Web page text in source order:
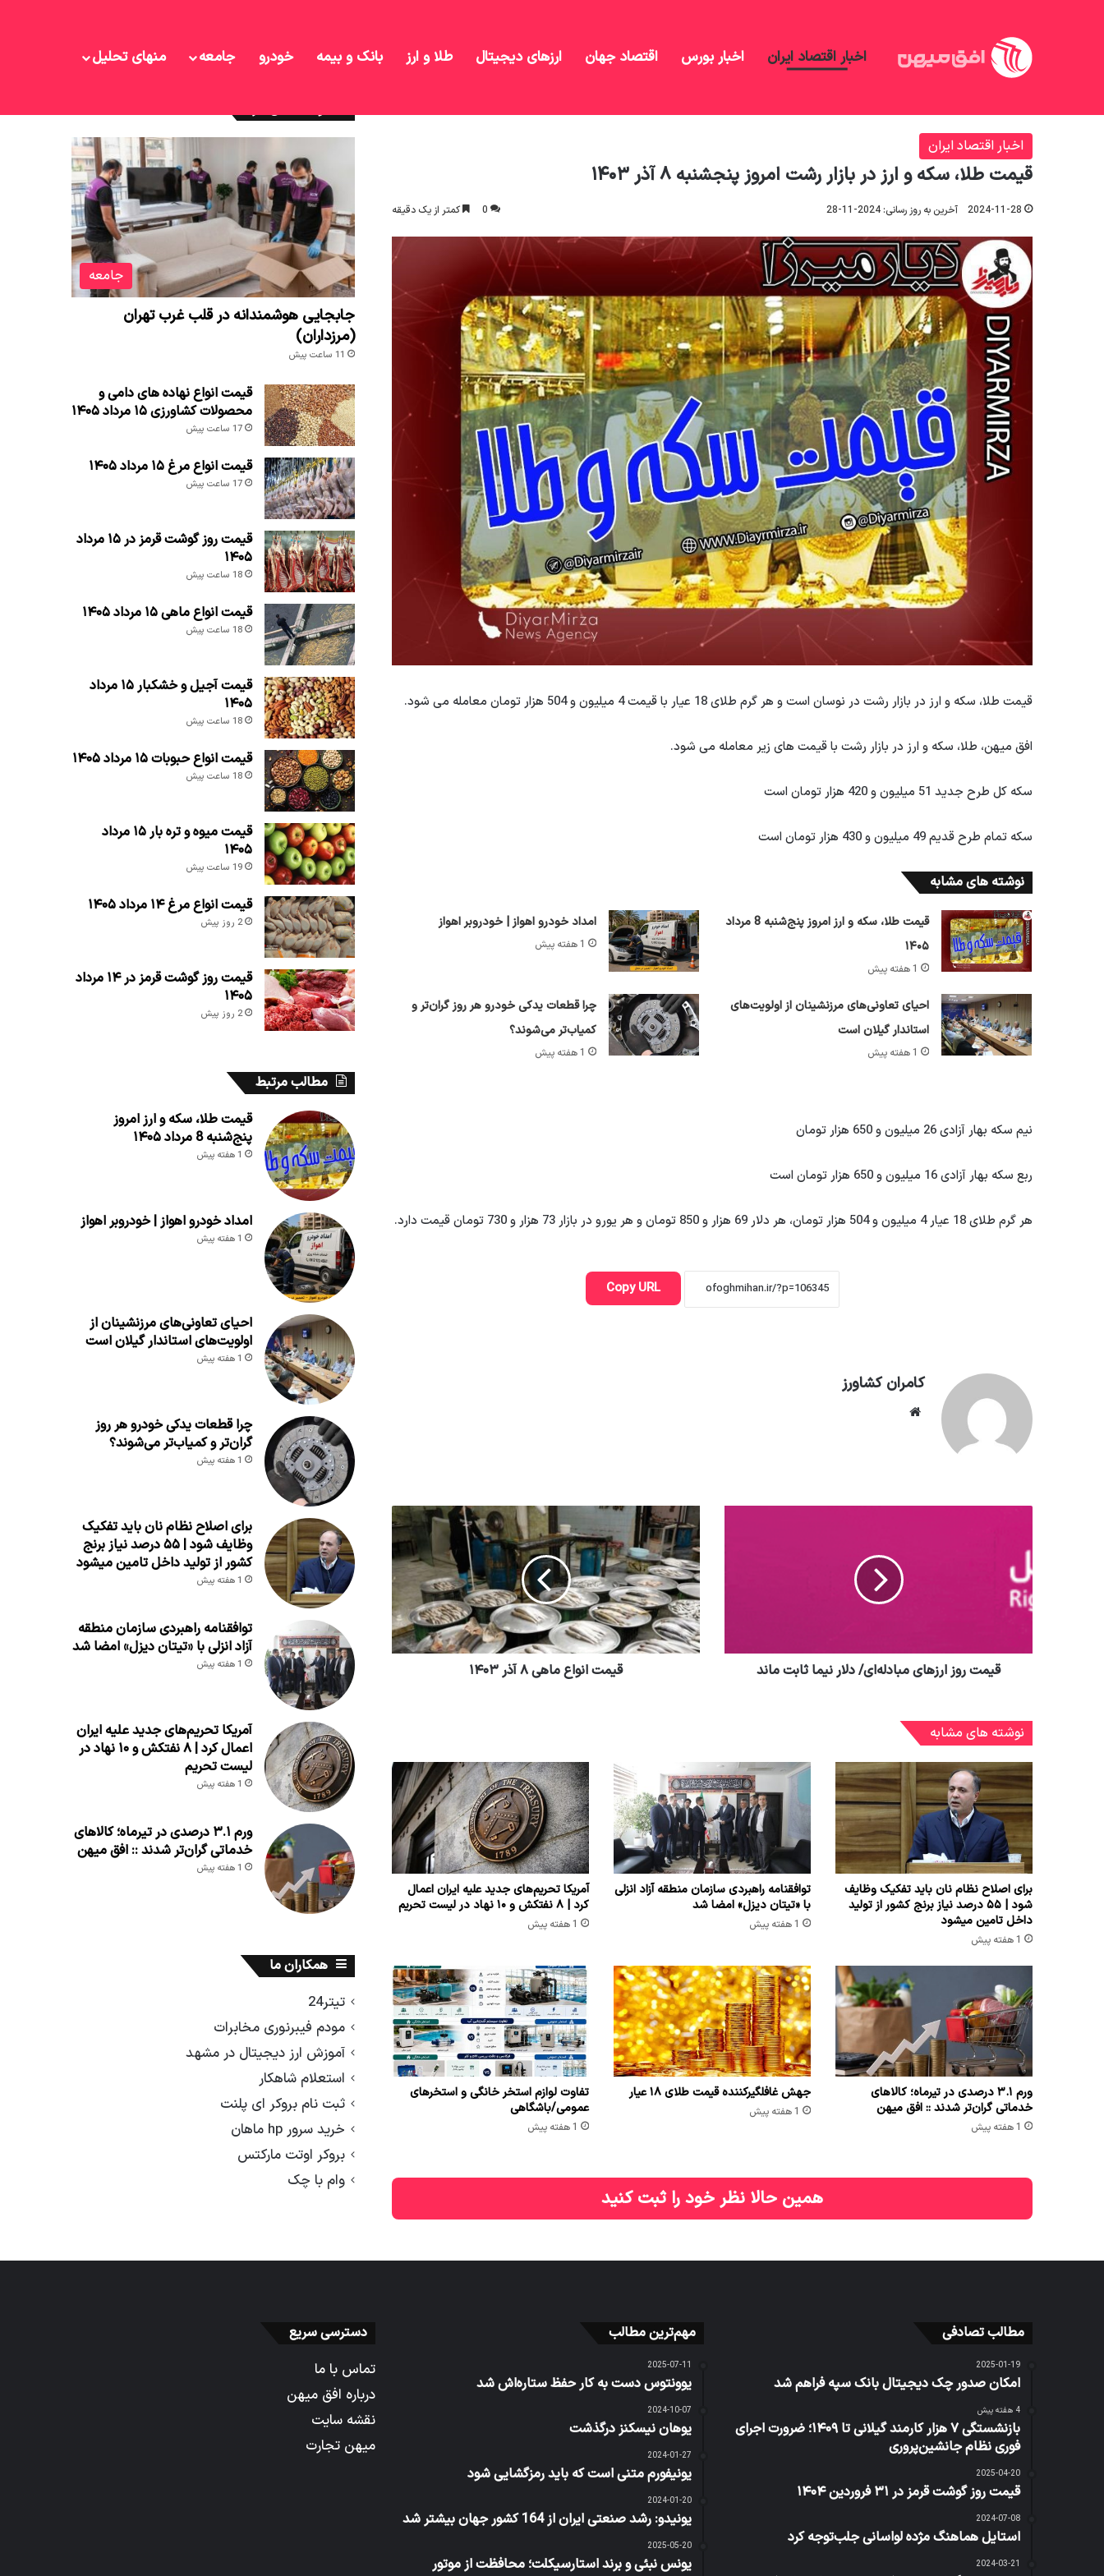
اخبار اقتصاد ایران اخبار بورس اقتصاد جهان ارزهای دیجیتال طلا و ارز بانک و بیمه خودرو جامعه منهای تحلیل
اخبار اقتصاد ایران
قیمت طلا، سکه و ارز در بازار رشت امروز پنجشنبه ۸ آذر ۱۴۰۳
2024-11-28 آخرین به روز رسانی: 2024-11-28 0 کمتر از یک دقیقه
قیمت طلا، سکه و ارز در بازار رشت در نوسان است و هر گرم طلای 18 عیار با قیمت 4 میلیون و 504 هزار تومان معامله می شود.
افق میهن، طلا، سکه و ارز در بازار رشت با قیمت های زیر معامله می شود.
سکه کل طرح جدید 51 میلیون و 420 هزار تومان است
سکه تمام طرح قدیم 49 میلیون و 430 هزار تومان است
نوشته های مشابه
قیمت طلا، سکه و ارز امروز پنج‌شنبه 8 مرداد
۱۴۰۵
1 هفته پیش
امداد خودرو اهواز | خودروبر اهواز
1 هفته پیش
احیای تعاونی‌های مرزنشینان از اولویت‌های
استاندار گیلان است
1 هفته پیش
چرا قطعات یدکی خودرو هر روز گران‌تر و
کمیاب‌تر می‌شوند؟
1 هفته پیش
نیم سکه بهار آزادی 26 میلیون و 650 هزار تومان
ربع سکه بهار آزادی 16 میلیون و 650 هزار تومان است
هر گرم طلای 18 عیار 4 میلیون و 504 هزار تومان، هر دلار 69 هزار و 850 تومان و هر یورو در بازار 73 هزار و 730 تومان قیمت دارد.
Copy URL
کامران کشاورز
قیمت روز ارزهای مبادله‌ای/ دلار نیما ثابت ماند قیمت انواع ماهی ۸ آذر ۱۴۰۳
نوشته های مشابه
برای اصلاح نظام نان باید تفکیک وظایف
شود | ۵۵ درصد نیاز برنج کشور از تولید
داخل تامین میشود
1 هفته پیش
توافقنامه راهبردی سازمان منطقه آزاد انزلی
با «تیتان دیزل» امضا شد
1 هفته پیش
آمریکا تحریم‌های جدید علیه ایران اعمال
کرد | ۸ نفتکش و ۱۰ نهاد در لیست تحریم
1 هفته پیش
ورم ۳.۱ درصدی در تیرماه؛ کالاهای
خدماتی گران‌تر شدند :: افق میهن
1 هفته پیش
جهش غافلگیرکننده قیمت طلای ۱۸ عیار
1 هفته پیش
تفاوت لوازم استخر خانگی و استخرهای
عمومی/باشگاهی
1 هفته پیش
همین حالا نظر خود را ثبت کنید
جامعه
جابجایی هوشمندانه در قلب غرب تهران
(مرزداران)
11 ساعت پیش
قیمت انواع نهاده های دامی و
محصولات کشاورزی ۱۵ مرداد ۱۴۰۵
17 ساعت پیش
قیمت انواع مرغ ۱۵ مرداد ۱۴۰۵
17 ساعت پیش
قیمت روز گوشت قرمز در ۱۵ مرداد
۱۴۰۵
18 ساعت پیش
قیمت انواع ماهی ۱۵ مرداد ۱۴۰۵
18 ساعت پیش
قیمت آجیل و خشکبار ۱۵ مرداد
۱۴۰۵
18 ساعت پیش
قیمت انواع حبوبات ۱۵ مرداد ۱۴۰۵
18 ساعت پیش
قیمت میوه و تره بار ۱۵ مرداد
۱۴۰۵
19 ساعت پیش
قیمت انواع مرغ ۱۴ مرداد ۱۴۰۵
2 روز پیش
قیمت روز گوشت قرمز در ۱۴ مرداد
۱۴۰۵
2 روز پیش
مطالب مرتبط
قیمت طلا، سکه و ارز امروز
پنج‌شنبه 8 مرداد ۱۴۰۵
1 هفته پیش
امداد خودرو اهواز | خودروبر اهواز
1 هفته پیش
احیای تعاونی‌های مرزنشینان از
اولویت‌های استاندار گیلان است
1 هفته پیش
چرا قطعات یدکی خودرو هر روز
گران‌تر و کمیاب‌تر می‌شوند؟
1 هفته پیش
برای اصلاح نظام نان باید تفکیک
وظایف شود | ۵۵ درصد نیاز برنج
کشور از تولید داخل تامین میشود
1 هفته پیش
توافقنامه راهبردی سازمان منطقه
آزاد انزلی با «تیتان دیزل» امضا شد
1 هفته پیش
آمریکا تحریم‌های جدید علیه ایران
اعمال کرد | ۸ نفتکش و ۱۰ نهاد در
لیست تحریم
1 هفته پیش
ورم ۳.۱ درصدی در تیرماه؛ کالاهای
خدماتی گران‌تر شدند :: افق میهن
1 هفته پیش
همکاران ما
تیتر24
مودم فیبرنوری مخابرات
آموزش ارز دیجیتال در مشهد
استعلام شاهکار
ثبت نام بروکر ای پلنت
خرید سرور hp ماهان
بروکر اوتت مارکتس
وام با چک
مطالب تصادفی
2025-01-19
امکان صدور چک دیجیتال بانک سپه فراهم شد
4 هفته پیش
بازنشستگی ۷ هزار کارمند گیلانی تا ۱۴۰۹؛ ضرورت اجرای
فوری نظام جانشین‌پروری
2025-04-20
قیمت روز گوشت قرمز در ۳۱ فروردین ۱۴۰۴
2024-07-08
استایل هماهنگ مژده لواسانی جلب‌توجه کرد
2024-03-21
مهم‌ترین مطالب
2025-07-11
یوونتوس دست به کار حفظ ستاره‌اش شد
2024-10-07
یوهان نیسکنز درگذشت
2024-01-27
یونیفورم متنی است که باید رمزگشایی شود
2024-01-20
یونیدو: رشد صنعتی ایران از 164 کشور جهان بیشتر شد
2025-05-20
یونس نبئی و برند استارسیکلت؛ محافظت از موتور
دسترسی سریع
تماس با ما
درباره افق میهن
نقشه سایت
میهن تجارت